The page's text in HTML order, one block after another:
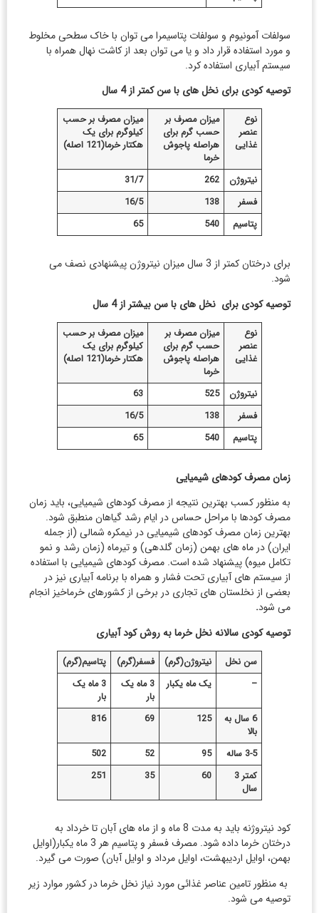
سولفات آمونیوم و سولفات پتاسیمرا می توان با خاک سطحی مخلوط
و مورد استفاده قرار داد و یا می توان بعد از کاشت نهال همراه با
سیستم آبیاری استفاده کرد.
توصیه کودی برای نخل های با سن کمتر از 4 سال
نوع
عنصر
غذایی
میزان مصرف بر
حسب گرم برای
هراصله پاجوش
خرما
میزان مصرف بر حسب
کیلوگرم برای یک
هکتار خرما(121 اصله)
نیتروژن 262
31/7
فسفر
138
16/5
پتاسیم
540
65
برای درختان کمتر از 3 سال میزان نیتروژن پیشنهادی نصف می
شود.
توصیه کودی برای نخل های با سن بیشتر از 4 سال
نوع
عنصر
غذایی
میزان مصرف بر
حسب گرم برای
هراصله پاجوش
خرما
میزان مصرف بر حسب
کیلوگرم برای یک
هکتار خرما(121 اصله)
نیتروژن 525
63
فسفر
138
16/5
پتاسیم
540
65
زمان مصرف کودهای شیمیایی
به منظور کسب بهترین نتیجه از مصرف کودهای شیمیایی، باید زمان
مصرف کودها با مراحل حساس در ایام رشد گیاهان منطبق شود.
بهترین زمان مصرف کودهای شیمیایی در نیمکره شمالی (از جمله
ایران) در ماه های بهمن (زمان گلدهی) و تیرماه (زمان رشد و نمو
تکامل میوه) پیشنهاد شده است. مصرف کودهای شیمیایی با استفاده
از سیستم های آبیاری تحت فشار و همراه با برنامه آبیاری نیز در
بعضی از نخلستان های تجاری در برخی از کشورهای خرماخیز انجام
می شود.
توصیه کودی سالانه نخل خرما به روش کود آبیاری
سن نخل نیتروژن(گرم) فسفر(گرم)
پتاسیم(گرم)
–
یک ماه یکبار
3 ماه یک
بار
3 ماه یک
بار
6 سال به
بالا
125
69
816
3-5 ساله 95
52
502
کمتر 3
سال
60
35
251
کود نیتروژنه باید به مدت 8 ماه و از ماه های آبان تا خرداد به
درختان خرما داده شود. مصرف فسفر و پتاسیم هر 3 ماه یکبار(اوایل
بهمن، اوایل اردیبهشت، اوایل مرداد و اوایل آبان) صورت می گیرد.
به منظور تامین عناصر غذائی مورد نیاز نخل خرما در کشور موارد زیر
توصیه می شود.